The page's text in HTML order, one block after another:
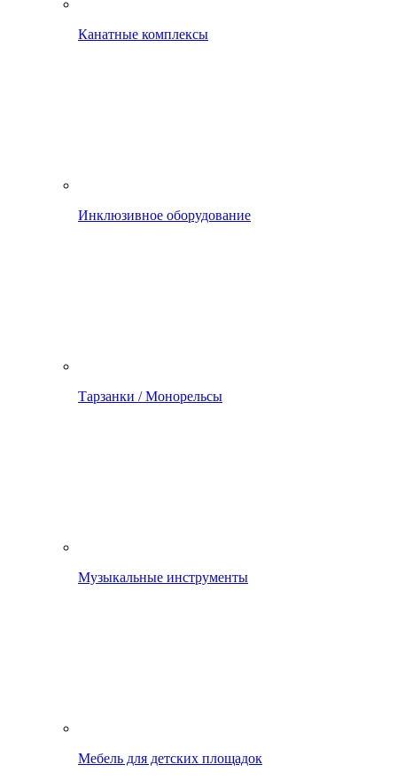
Канатные комплексы
Инклюзивное оборудование
Тарзанки / Монорельсы
Музыкальные инструменты
Мебель для детских площадок